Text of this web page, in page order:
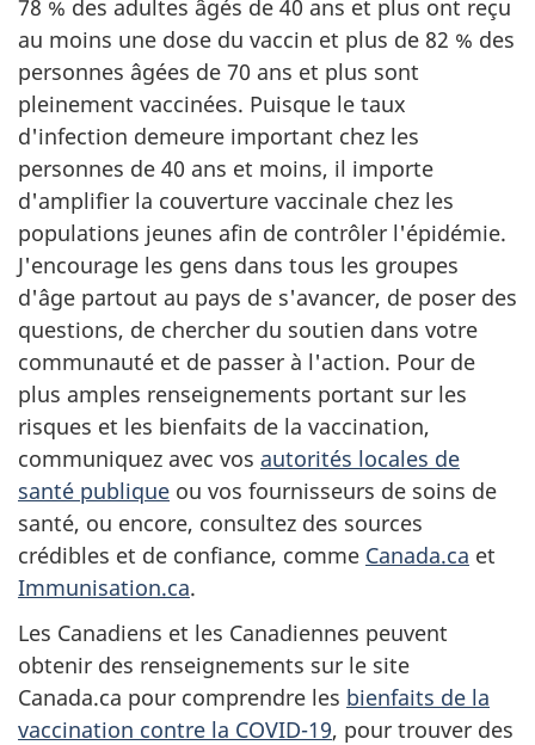
78 % des adultes âgés de 40 ans et plus ont reçu
au moins une dose du vaccin et plus de 82 % des
personnes âgées de 70 ans et plus sont
pleinement vaccinées. Puisque le taux
d'infection demeure important chez les
personnes de 40 ans et moins, il importe
d'amplifier la couverture vaccinale chez les
populations jeunes afin de contrôler l'épidémie.
J'encourage les gens dans tous les groupes
d'âge partout au pays de s'avancer, de poser des
questions, de chercher du soutien dans votre
communauté et de passer à l'action. Pour de
plus amples renseignements portant sur les
risques et les bienfaits de la vaccination,
communiquez avec vos autorités locales de
santé publique ou vos fournisseurs de soins de
santé, ou encore, consultez des sources
crédibles et de confiance, comme Canada.ca et
Immunisation.ca.
Les Canadiens et les Canadiennes peuvent
obtenir des renseignements sur le site
Canada.ca pour comprendre les bienfaits de la
vaccination contre la COVID-19, pour trouver des